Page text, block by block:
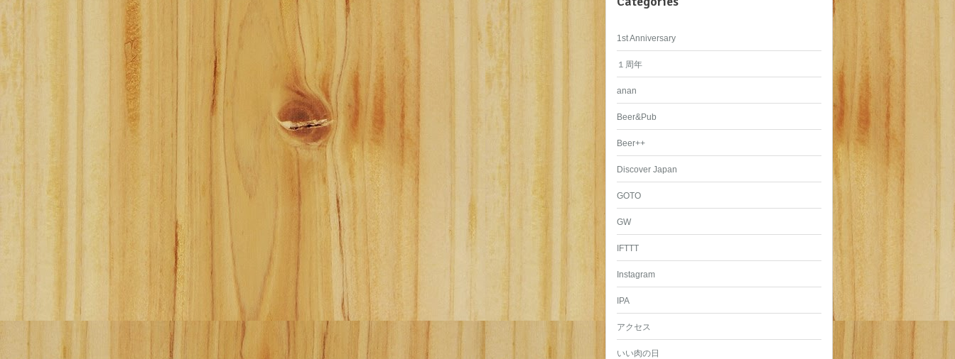
1st Anniversary
１周年
anan
Beer&Pub
Beer++
Discover Japan
GOTO
GW
IFTTT
Instagram
IPA
アクセス
いい肉の日